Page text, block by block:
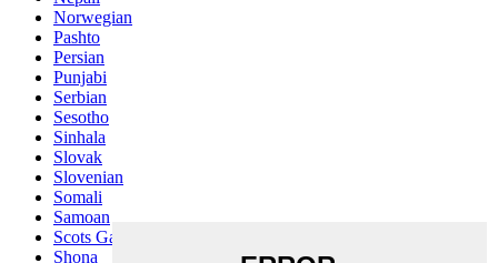
Norwegian
Pashto
Persian
Punjabi
Serbian
Sesotho
Sinhala
Slovak
Slovenian
Somali
Samoan
Scots Gaelic
Shona